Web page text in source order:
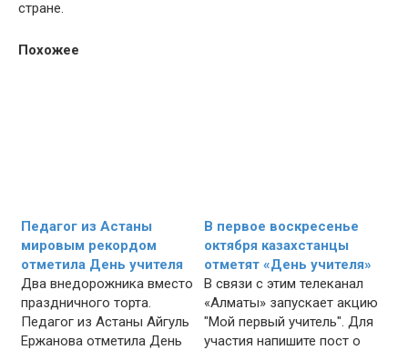
стране.
Похожее
Педагог из Астаны
мировым рекордом
отметила День учителя
Два внедорожника вместо
праздничного торта.
Педагог из Астаны Айгуль
Ержанова отметила День
В первое воскресенье
октября казахстанцы
отметят «День учителя»
В связи с этим телеканал
«Алматы» запускает акцию
"Мой первый учитель". Для
участия напишите пост о